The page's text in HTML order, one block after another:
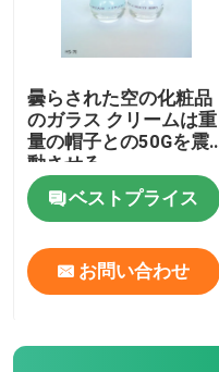
クラフト紙はさみ金
曇らされた空の化粧品
のガラス クリームは重
量の帽子との50Gを震
動させる
ベストプライス
お問い合わせ